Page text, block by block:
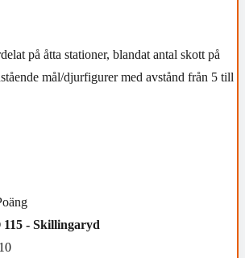
på åtta stationer, blandat antal skott på
mål/djurfigurer med avstånd från 5 till
115 - Skillingaryd